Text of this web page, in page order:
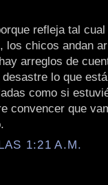
refleja tal
los chicos andan
arreglos de
lo que
como si
convencer que
1:21 A.M.